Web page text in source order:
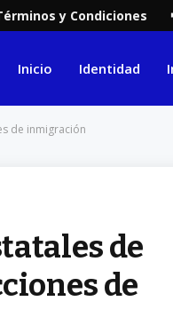
y Condiciones
Inicio Identidad
de inmigración
de
de